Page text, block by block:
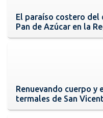
El paraíso costero del
Pan de Azúcar en la
Renuevando cuerpo y
termales de San